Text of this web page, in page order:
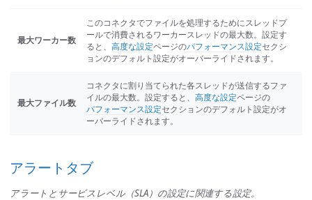
最大ワーカー数
このコネクタでファイルを処理するためにスレッドプ
ールで消費されるワーカースレッドの最大数。設定す
ると、 高度な設定ページのパフォーマンス設定セクシ
ョンのデフォルト設定がオーバーライドされます。
最大ファイル数
コネクタに割り当てられた各スレッドが送信するファ
イルの最大数。設定すると、 高度な設定ページの
パフォーマンス設定セクションのデフォルト設定がオ
ーバーライドされます。
アラートタブ
アラートとサービスレベル（SLA）の設定に関連する設定。